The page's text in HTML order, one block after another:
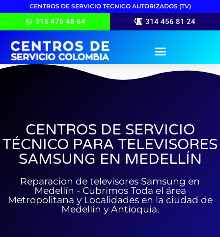
CENTROS DE SERVICIO TECNICO AUTORIZADOS (TV)
315 476 48 64 314 456 81 24
CENTROS DE SERVICIO
TÉCNICO PARA TELEVISORES
SAMSUNG EN MEDELLÍN
Reparacion de televisores Samsung en
Medellín - Cubrimos Toda el área
Metropolitana y Localidades en la ciudad de
Medellín y Antioquia.